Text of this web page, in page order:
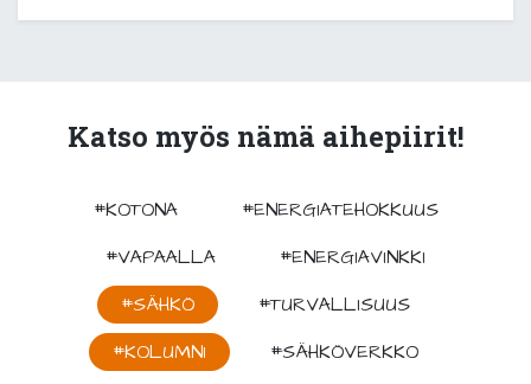
Katso myös nämä aihepiirit!
#KOTONA
#ENERGIATEHOKKUUS
#VAPAALLA
#ENERGIAVINKKI
#SÄHKÖ
#TURVALLISUUS
#KOLUMNI
#SÄHKÖVERKKO